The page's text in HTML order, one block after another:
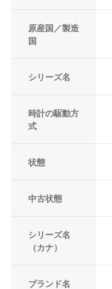
原産国／製造
国
シリーズ名
時計の駆動方
式
状態
中古状態
シリーズ名
（カナ）
ブランド名